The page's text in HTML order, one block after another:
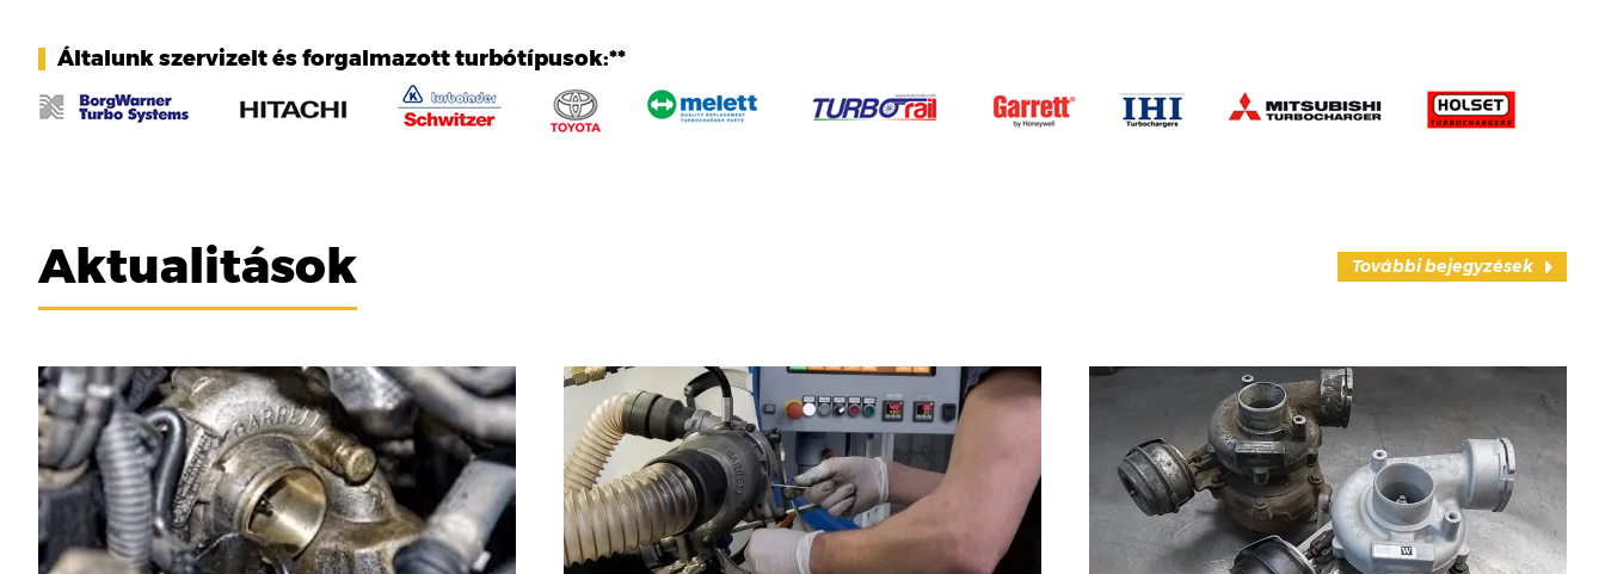
Általunk szervizelt és forgalmazott turbótípusok:**
Aktualitások További bejegyzések